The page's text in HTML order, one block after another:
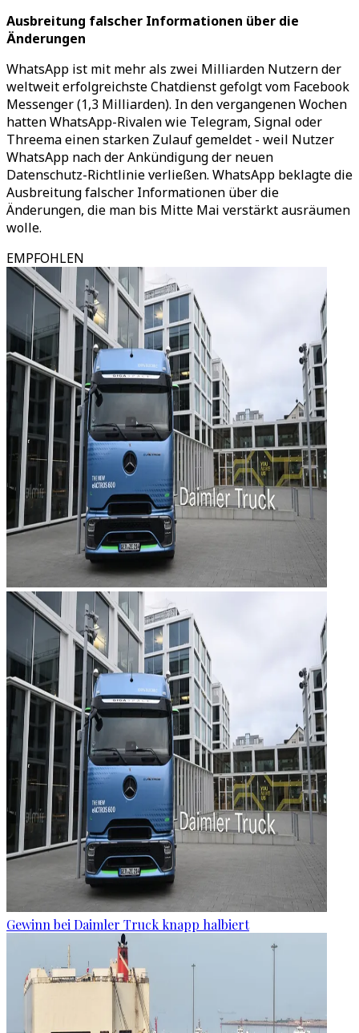
Ausbreitung falscher Informationen über die
Änderungen
WhatsApp ist mit mehr als zwei Milliarden Nutzern der
weltweit erfolgreichste Chatdienst gefolgt vom Facebook
Messenger (1,3 Milliarden). In den vergangenen Wochen
hatten WhatsApp-Rivalen wie Telegram, Signal oder
Threema einen starken Zulauf gemeldet - weil Nutzer
WhatsApp nach der Ankündigung der neuen
Datenschutz-Richtlinie verließen. WhatsApp beklagte die
Ausbreitung falscher Informationen über die
Änderungen, die man bis Mitte Mai verstärkt ausräumen
wolle.
EMPFOHLEN
Gewinn bei Daimler Truck knapp halbiert